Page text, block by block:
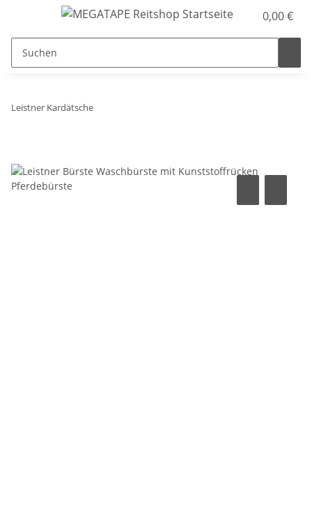
0,00 €
Leistner Kardätsche